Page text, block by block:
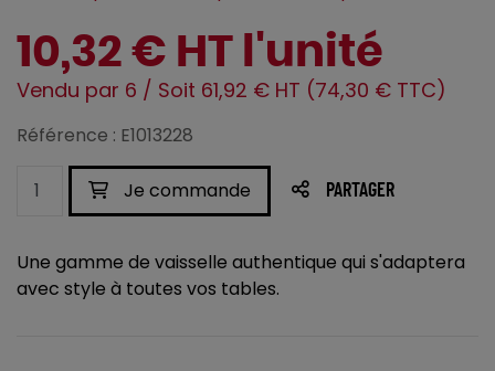
10,32 € HT l'unité
Vendu par 6 / Soit 61,92 € HT (74,30 € TTC)
Référence : E1013228
Je commande PARTAGER
Une gamme de vaisselle authentique qui s'adaptera
avec style à toutes vos tables.